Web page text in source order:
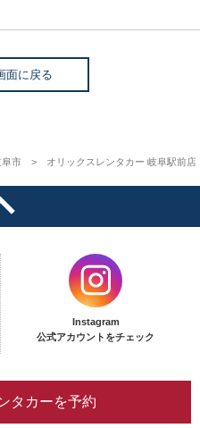
面に戻る
阜市 オリックスレンタカー 岐阜駅前店
Instagram
公式アカウントをチェック
タカーを予約